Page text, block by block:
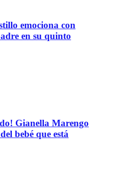
emociona con
en su quinto
Gianella Marengo
bebé que está